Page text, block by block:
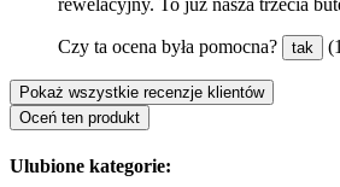
Czy ta ocena była pomocna? tak
Pokaż wszystkie recenzje klientów
Oceń ten produkt
Ulubione kategorie: